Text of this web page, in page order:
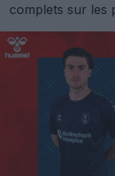
complets sur les